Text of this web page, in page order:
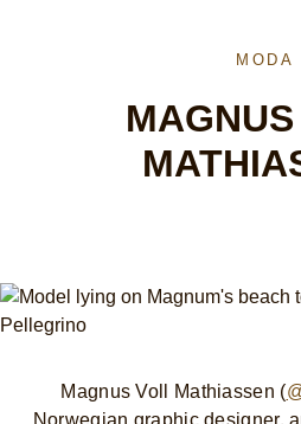
MODA
Magnus Voll Mathiassen (
Norwegian graphic designer,